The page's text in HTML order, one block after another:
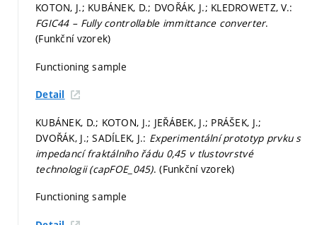
KOTON, J.; KUBÁNEK, D.; DVOŘÁK, J.; KLEDROWETZ, V.:
FGIC44 – Fully controllable immittance converter.
(Funkční vzorek)
Functioning sample
Detail
KUBÁNEK, D.; KOTON, J.; JEŘÁBEK, J.; PRÁŠEK, J.;
DVOŘÁK, J.; SADÍLEK, J.: Experimentální prototyp prvku s
impedancí fraktálního řádu 0,45 v tlustovrstvé
technologii (capFOE_045). (Funkční vzorek)
Functioning sample